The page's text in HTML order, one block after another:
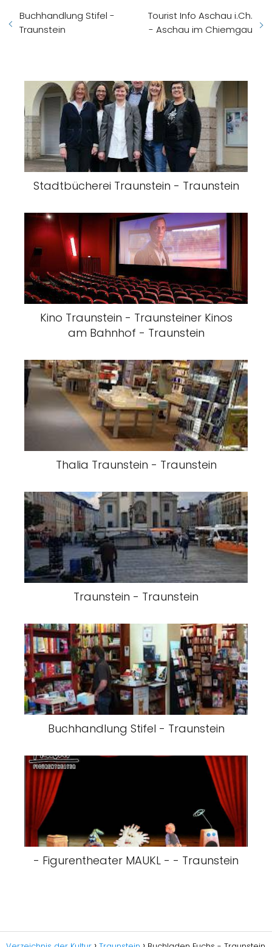
Buchhandlung Stifel -
Traunstein
Tourist Info Aschau i.Ch.
- Aschau im Chiemgau
Stadtbücherei Traunstein - Traunstein
Kino Traunstein - Traunsteiner Kinos
am Bahnhof - Traunstein
Thalia Traunstein - Traunstein
Traunstein - Traunstein
Buchhandlung Stifel - Traunstein
- Figurentheater MAUKL - - Traunstein